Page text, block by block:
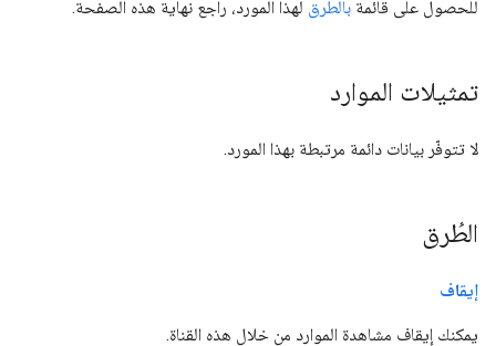
للحصول على قائمة بالطرق لهذا المورد، راجع نهاية هذه الصفحة.
تمثيلات الموارد
لا تتوفّر بيانات دائمة مرتبطة بهذا المورد.
الطُرق
إيقاف
يمكنك إيقاف مشاهدة الموارد من خلال هذه القناة.